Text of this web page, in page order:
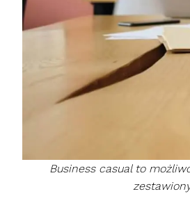
Business casual to